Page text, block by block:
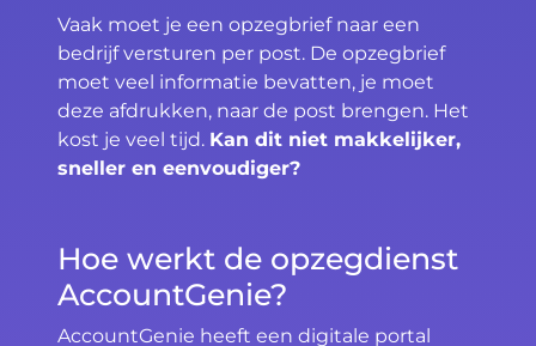
Vaak moet je een opzegbrief naar een
bedrijf versturen per post. De opzegbrief
moet veel informatie bevatten, je moet
deze afdrukken, naar de post brengen. Het
kost je veel tijd. Kan dit niet makkelijker,
sneller en eenvoudiger?
Hoe werkt de opzegdienst
AccountGenie?
AccountGenie heeft een digitale portal